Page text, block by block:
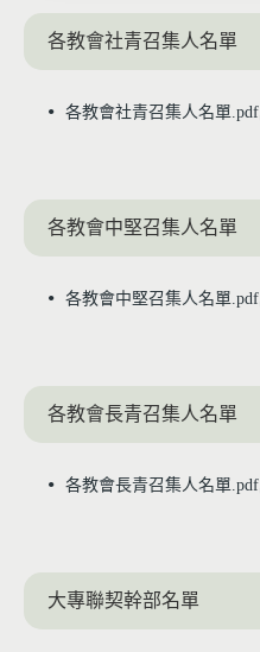
活動相片
禱告年主題
友站連結
各教會社青召集人名單
各教會社青召集人名單.pdf
各教會中堅召集人名單
各教會中堅召集人名單.pdf
各教會長青召集人名單
各教會長青召集人名單.pdf
大專聯契幹部名單